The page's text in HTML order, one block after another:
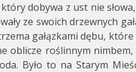
dobywa z ust nie
ze swoich drzewnych
gałązkami dębu,
oblicze roślinnym nimbem,
Było to na Starym